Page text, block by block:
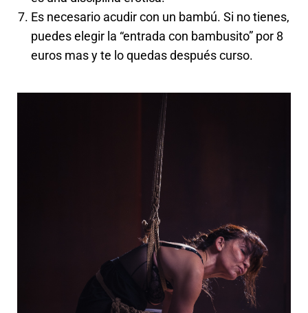
Es necesario acudir con un bambú. Si no tienes,
puedes elegir la “entrada con bambusito” por 8
euros mas y te lo quedas después curso.